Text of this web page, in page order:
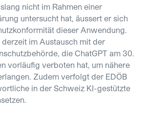
nicht im Rahmen einer
untersucht hat, äussert er sich
dieser Anwendung.
im Austausch mit der
die ChatGPT am 30.
vorläufig verboten hat, um nähere
Zudem verfolgt der EDÖB
in der Schweiz KI-gestützte